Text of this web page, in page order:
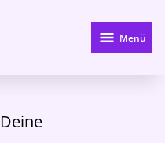
Menü
Deine